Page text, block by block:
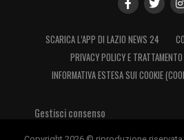
SCARICA L’APP DI LAZIO NEWS 24
PRIVACY POLICY E
INFORMATIVA ESTESA SUI COOKIE
Gestisci consenso